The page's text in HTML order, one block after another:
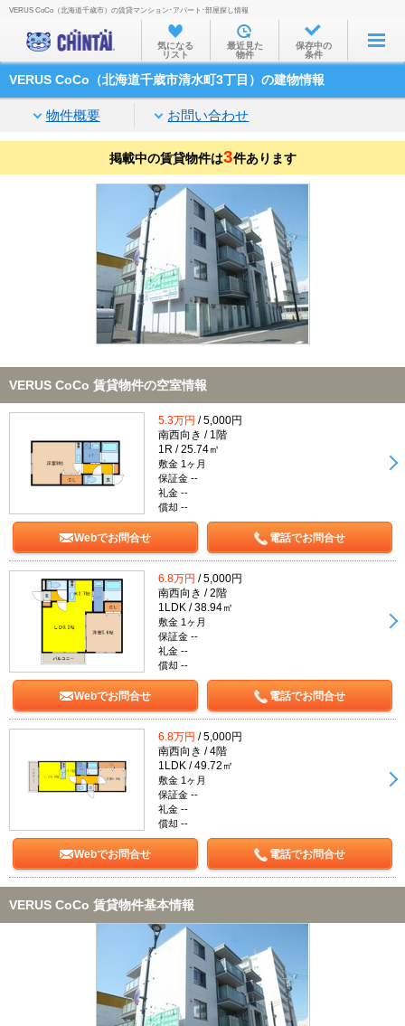
お部屋を探す
沿線・駅から
家賃相場から
通勤通学時間から
物件特集から
不動産会社から
TOP
VERUS CoCo（北海道千歳市）の賃貸マンション･アパート･部屋探し情報
気になる
リスト
最近見た
物件
保存中の
条件
VERUS CoCo（北海道千歳市清水町3丁目）の建物情報
物件概要 お問い合わせ
掲載中の賃貸物件は3件あります
VERUS CoCo 賃貸物件の空室情報
5.3万円 / 5,000円
南西向き / 1階
1R / 25.74㎡
敷金 1ヶ月
保証金 --
礼金 --
償却 --
Webでお問合せ 電話でお問合せ
6.8万円 / 5,000円
南西向き / 2階
1LDK / 38.94㎡
敷金 1ヶ月
保証金 --
礼金 --
償却 --
Webでお問合せ 電話でお問合せ
6.8万円 / 5,000円
南西向き / 4階
1LDK / 49.72㎡
敷金 1ヶ月
保証金 --
礼金 --
償却 --
Webでお問合せ 電話でお問合せ
VERUS CoCo 賃貸物件基本情報